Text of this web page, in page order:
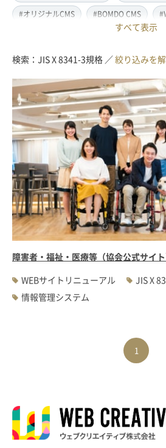
#オリジナルCMS
#BOMDO CMS
#レスポンシブ対応
#翻訳・多言語対応
#情報管理システム
#取材・ライティング
#写真撮影
#
#ドローン撮影(空撮)
#イラスト制作
#アクセス解析・SEO対策
#名刺・パン
#販促・ノベルティーグッズ制作
#ロゴ
#SDGsサポート
#IT導入補助金
#WEBサーバ移転
#AWS構築
#IoT
#Androidアプリ開発
#インソーシング
#JIS X 8341-3規格
#業務ツール
#採用・求人
#学校・教育・スクール
#病院・クリニック・医療
#集客サポー
すべて表示
検索：JIS X 8341-3規格 ／絞り込みを
障害者・福祉・医療等（協会公式サイト
WEBサイトリニューアル
JIS X
情報管理システム
1